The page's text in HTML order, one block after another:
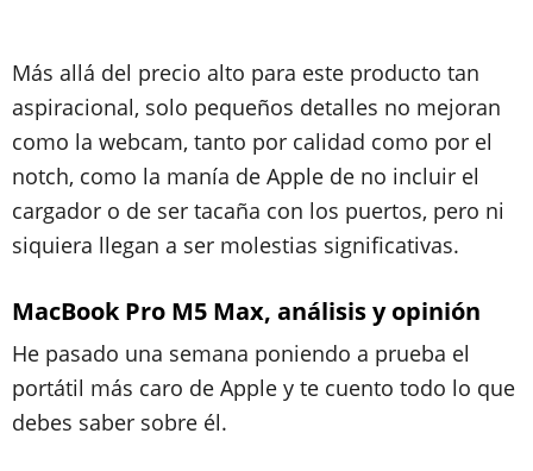
Más allá del precio alto para este producto tan
aspiracional, solo pequeños detalles no mejoran
como la webcam, tanto por calidad como por el
notch, como la manía de Apple de no incluir el
cargador o de ser tacaña con los puertos, pero ni
siquiera llegan a ser molestias significativas.
MacBook Pro M5 Max, análisis y opinión
He pasado una semana poniendo a prueba el
portátil más caro de Apple y te cuento todo lo que
debes saber sobre él.